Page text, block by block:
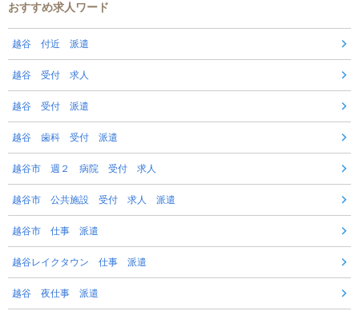
おすすめ求人ワード
越谷 付近 派遣
越谷 受付 求人
越谷 受付 派遣
越谷 歯科 受付 派遣
越谷市 週２ 病院 受付 求人
越谷市 公共施設 受付 求人 派遣
越谷市 仕事 派遣
越谷レイクタウン 仕事 派遣
越谷 夜仕事 派遣